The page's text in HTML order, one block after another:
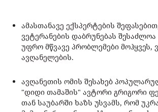
ამასთანავე ექსპერტების
ვეტერანების დაბრუნებას
უფრო მწვავე პრობლემები მოჰყვეს,
ავღანელების.
ავღანეთის ომის შესახებ
"დიდი თამაშის" ავტორი გრიგორი
თან საუბარში ხაზს უსვამს, რომ